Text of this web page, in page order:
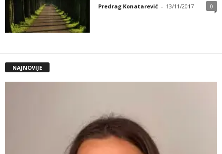
Predrag Konatarević - 13/11/2017 0
NAJNOVIJE